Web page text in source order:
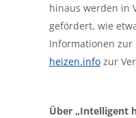
hinaus werden in
gefördert, wie
Informationen zur
heizen.info zur
Über „Intelligent